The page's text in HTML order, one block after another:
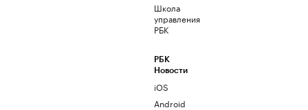
Школа
управления
РБК
РБК
Новости
iOS
Android